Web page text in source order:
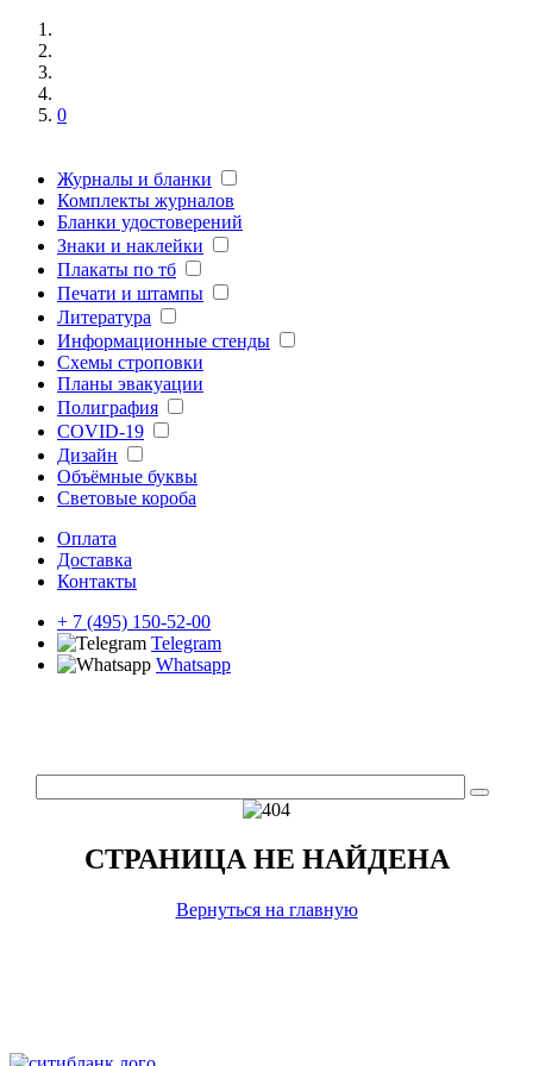
0
Журналы и бланки
Комплекты журналов
Бланки удостоверений
Знаки и наклейки
Плакаты по тб
Печати и штампы
Литература
Информационные стенды
Схемы строповки
Планы эвакуации
Полиграфия
COVID-19
Дизайн
Объёмные буквы
Световые короба
Оплата
Доставка
Контакты
+ 7 (495) 150-52-00
Telegram
Whatsapp
СТРАНИЦА НЕ НАЙДЕНА
Вернуться на главную